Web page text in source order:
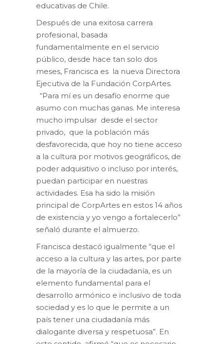
educativas de Chile.
Después de una exitosa carrera
profesional, basada
fundamentalmente en el servicio
público, desde hace tan solo dos
meses, Francisca es la nueva Directora
Ejecutiva de la Fundación CorpArtes.
“Para mí es un desafío enorme que
asumo con muchas ganas. Me interesa
mucho impulsar desde el sector
privado, que la población más
desfavorecida, que hoy no tiene acceso
a la cultura por motivos geográficos, de
poder adquisitivo o incluso por interés,
puedan participar en nuestras
actividades. Esa ha sido la misión
principal de CorpArtes en estos 14 años
de existencia y yo vengo a fortalecerlo”
señaló durante el almuerzo.
Francisca destacó igualmente “que el
acceso a la cultura y las artes, por parte
de la mayoría de la ciudadanía, es un
elemento fundamental para el
desarrollo armónico e inclusivo de toda
sociedad y es lo que le permite a un
país tener una ciudadanía más
dialogante diversa y respetuosa”. En